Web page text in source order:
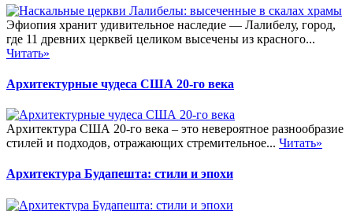
Эфиопия хранит удивительное наследие — Лалибелу, город,
где 11 древних церквей целиком высечены из красного...
Читать»
Архитектурные чудеса США 20-го века
Архитектура США 20-го века – это невероятное разнообразие
стилей и подходов, отражающих стремительное... Читать»
Архитектура Будапешта: стили и эпохи